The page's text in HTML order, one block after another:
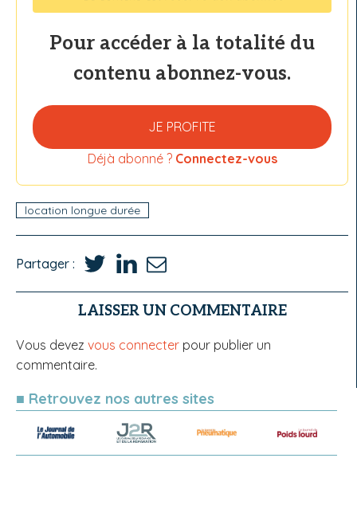
Pour accéder à la totalité du
contenu abonnez-vous.
JE PROFITE
Déjà abonné ? Connectez-vous
location longue durée
Partager :
LAISSER UN COMMENTAIRE
Vous devez vous connecter pour publier un
commentaire.
■ Retrouvez nos autres sites